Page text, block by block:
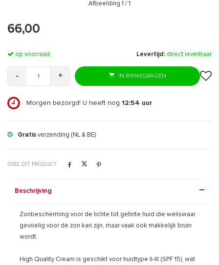
Afbeelding 1 / 1
66,00
op voorraad Levertijd: direct leverbaar
- + IN WINKELWAGEN
Morgen bezorgd! U heeft nog 12:54 uur
Gratis verzending (NL & BE)
DEEL DIT PRODUCT
Beschrijving
Zonbescherming voor de lichte tot getinte huid die weliswaar
gevoelig voor de zon kan zijn, maar vaak ook makkelijk bruin
wordt.
High Quality Cream is geschikt voor huidtype II-III (SPF 15), wat